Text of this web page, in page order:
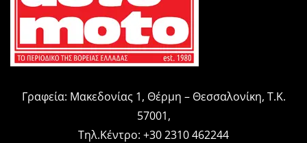
Γραφεία: Μακεδονίας 1, Θέρμη – Θεσσαλονίκη, Τ.Κ.
57001,
Τηλ.Κέντρο: +30 2310 462244